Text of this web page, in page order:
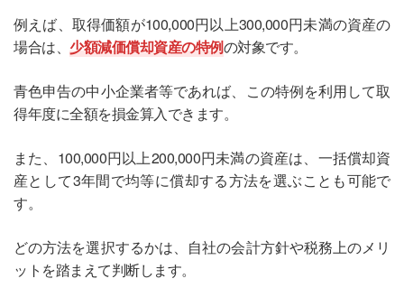
例えば、取得価額が100,000円以上300,000円未満の資産の
場合は、少額減価償却資産の特例の対象です。
青色申告の中小企業者等であれば、この特例を利用して取
得年度に全額を損金算入できます。
また、100,000円以上200,000円未満の資産は、一括償却資
産として3年間で均等に償却する方法を選ぶことも可能で
す。
どの方法を選択するかは、自社の会計方針や税務上のメリ
ットを踏まえて判断します。